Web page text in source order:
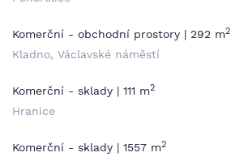
Komerční - obchodní prostory | 292 m2
Kladno, Václavské náměstí
Komerční - sklady | 111 m2
Hranice
Komerční - sklady | 1557 m2